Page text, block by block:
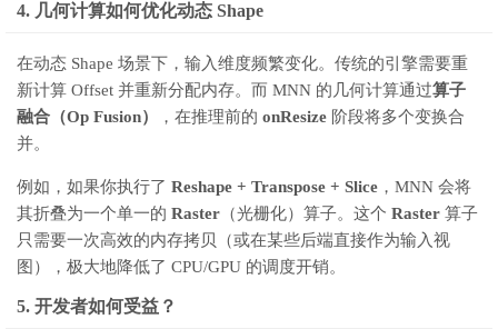
4. 几何计算如何优化动态 Shape
在动态 Shape 场景下，输入维度频繁变化。传统的引擎需要重
新计算 Offset 并重新分配内存。而 MNN 的几何计算通过算子
融合（Op Fusion）
，在推理前的 onResize 阶段将多个变换合
并。
例如，如果你执行了 Reshape + Transpose + Slice ，MNN 会将
其折叠为一个单一的 Raster （光栅化）算子。这个 Raster 算子
只需要一次高效的内存拷贝（或在某些后端直接作为输入视
图），极大地降低了 CPU/GPU 的调度开销。
5. 开发者如何受益？